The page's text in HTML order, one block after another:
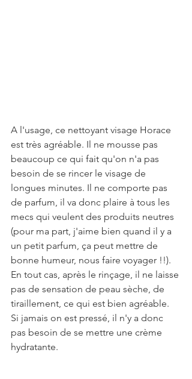
A l'usage, ce nettoyant visage Horace
est très agréable. Il ne mousse pas
beaucoup ce qui fait qu'on n'a pas
besoin de se rincer le visage de
longues minutes. Il ne comporte pas
de parfum, il va donc plaire à tous les
mecs qui veulent des produits neutres
(pour ma part, j'aime bien quand il y a
un petit parfum, ça peut mettre de
bonne humeur, nous faire voyager !!).
En tout cas, après le rinçage, il ne laisse
pas de sensation de peau sèche, de
tiraillement, ce qui est bien agréable.
Si jamais on est pressé, il n'y a donc
pas besoin de se mettre une crème
hydratante.